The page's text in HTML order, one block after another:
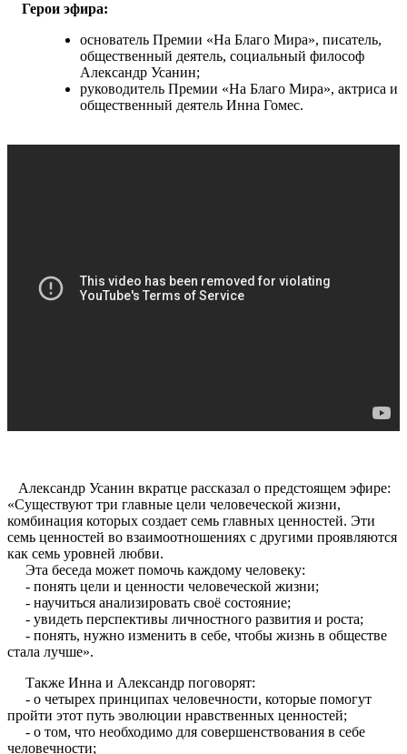
Герои эфира:
основатель Премии «На Благо Мира», писатель,
общественный деятель, социальный философ
Александр Усанин;
руководитель Премии «На Благо Мира», актриса и
общественный деятель Инна Гомес.
Александр Усанин вкратце рассказал о предстоящем эфире:
«Существуют три главные цели человеческой жизни,
комбинация которых создает семь главных ценностей. Эти
семь ценностей во взаимоотношениях с другими проявляются
как семь уровней любви.
Эта беседа может помочь каждому человеку:
- понять цели и ценности человеческой жизни;
- научиться анализировать своё состояние;
- увидеть перспективы личностного развития и роста;
- понять, нужно изменить в себе, чтобы жизнь в обществе
стала лучше».
Также Инна и Александр поговорят:
- о четырех принципах человечности, которые помогут
пройти этот путь эволюции нравственных ценностей;
- о том, что необходимо для совершенствования в себе
человечности;